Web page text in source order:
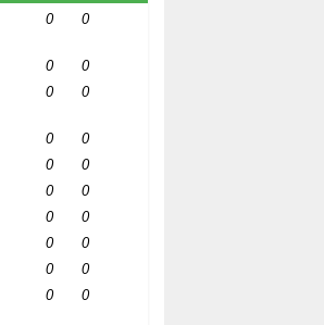
0 0
0
0
0 0
0
0
0
0
0
0
0
0
0
0
0
0
0 0